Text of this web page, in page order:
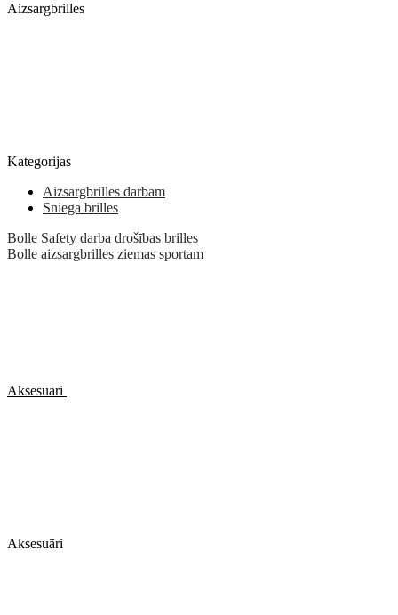
Aizsargbrilles
Kategorijas
Aizsargbrilles darbam
Sniega brilles
Bolle Safety darba drošības brilles
Bolle aizsargbrilles ziemas sportam
Aksesuāri
Aksesuāri